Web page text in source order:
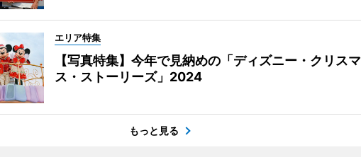
エリア特集
【写真特集】今年で見納めの「ディズニー・クリスマ
ス・ストーリーズ」2024
もっと見る